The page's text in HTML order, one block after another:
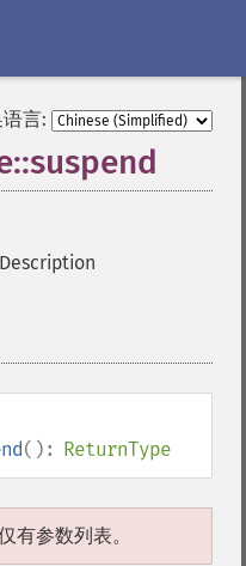
言:
Description
(): ReturnType
有参数列表。